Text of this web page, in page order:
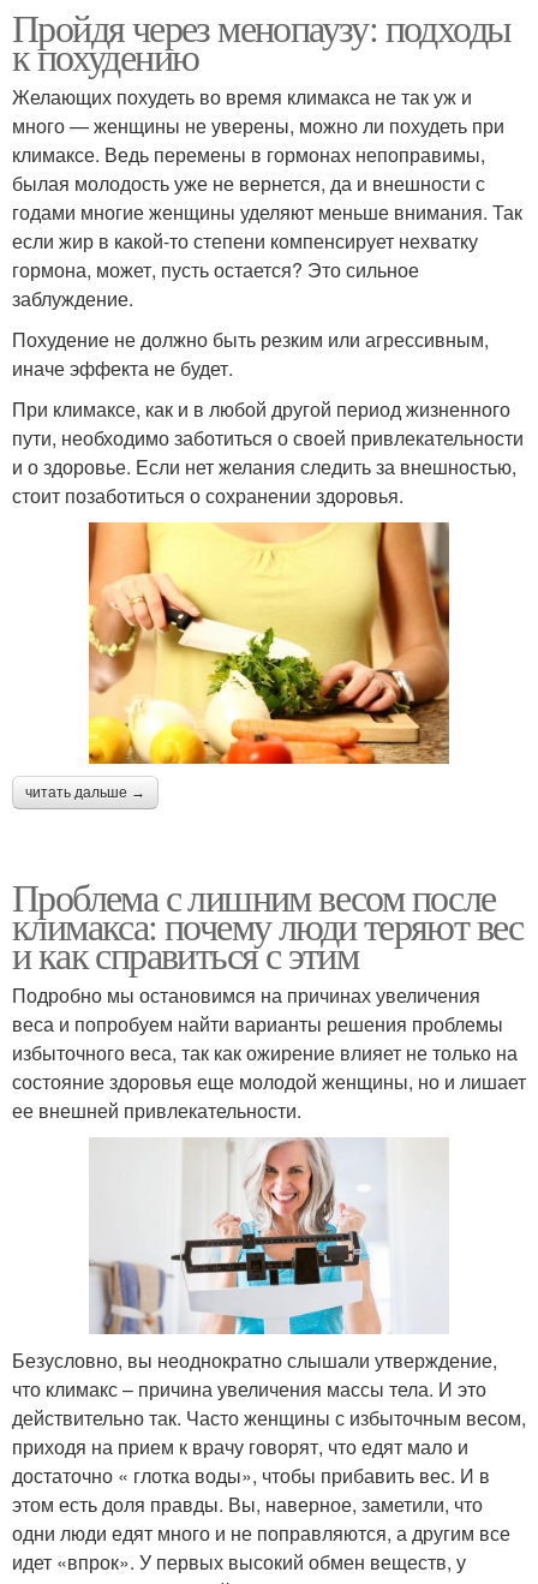
Пройдя через менопаузу: подходы
к похудению
Желающих похудеть во время климакса не так уж и
много — женщины не уверены, можно ли похудеть при
климаксе. Ведь перемены в гормонах непоправимы,
былая молодость уже не вернется, да и внешности с
годами многие женщины уделяют меньше внимания. Так
если жир в какой-то степени компенсирует нехватку
гормона, может, пусть остается? Это сильное
заблуждение.
Похудение не должно быть резким или агрессивным,
иначе эффекта не будет.
При климаксе, как и в любой другой период жизненного
пути, необходимо заботиться о своей привлекательности
и о здоровье. Если нет желания следить за внешностью,
стоит позаботиться о сохранении здоровья.
читать дальше →
Проблема с лишним весом после
климакса: почему люди теряют вес
и как справиться с этим
Подробно мы остановимся на причинах увеличения
веса и попробуем найти варианты решения проблемы
избыточного веса, так как ожирение влияет не только на
состояние здоровья еще молодой женщины, но и лишает
ее внешней привлекательности.
Безусловно, вы неоднократно слышали утверждение,
что климакс – причина увеличения массы тела. И это
действительно так. Часто женщины с избыточным весом,
приходя на прием к врачу говорят, что едят мало и
достаточно « глотка воды», чтобы прибавить вес. И в
этом есть доля правды. Вы, наверное, заметили, что
одни люди едят много и не поправляются, а другим все
идет «впрок». У первых высокий обмен веществ, у